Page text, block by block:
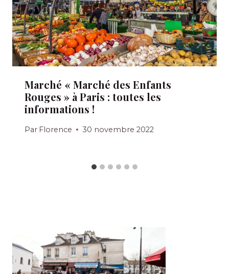
Marché « Marché des Enfants
Rouges » à Paris : toutes les
informations !
Par Florence 30 novembre 2022